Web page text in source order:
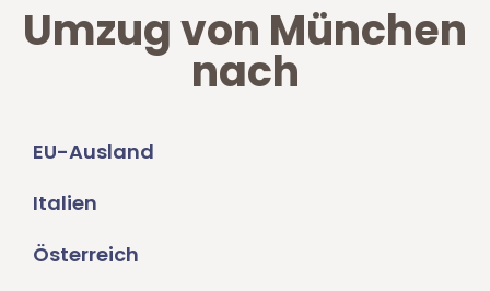
Umzug von München
nach
EU-Ausland
Italien
Österreich